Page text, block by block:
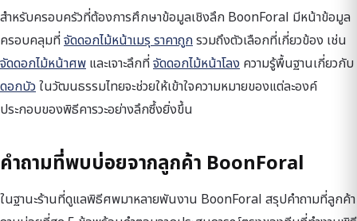
สำหรับครอบครัวที่ต้องการศึกษาข้อมูลเชิงลึก BoonForal มีหน้าข้อมูล
ครอบคลุมที่จัดดอกไม้หน้าเมรุ ราคาถูกรวมถึงตัวเลือกที่เกี่ยวข้อง เช่น
จัดดอกไม้หน้าศพ และเจาะลึกที่จัดดอกไม้หน้าโลง ความรู้พื้นฐานเกี่ยวกับ
ดอกบัวในวัฒนธรรมไทยจะช่วยให้เข้าใจความหมายของแต่ละองค์
ประกอบของพิธีคารวะอย่างลึกซึ้งยิ่งขึ้น
คำถามที่พบบ่อยจากลูกค้า BoonForal
ในฐานะร้านที่ดูแลพิธีศพมาหลายพันงาน BoonForal สรุปคำถามที่ลูกค้า